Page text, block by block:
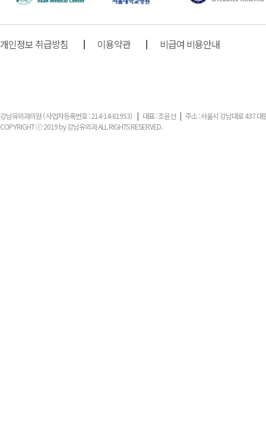
개인정보 취급방침 이용약관 비급여 비용안내
강남유외과의원 ( 사업자등록번호 : 214-14-81953) | 대표 : 조윤선 | 주소 : 서울시 강남대로 437 대
COPYRIGHT ⓒ 2019 by 강남유외과 ALL RIGHTS RESERVED.